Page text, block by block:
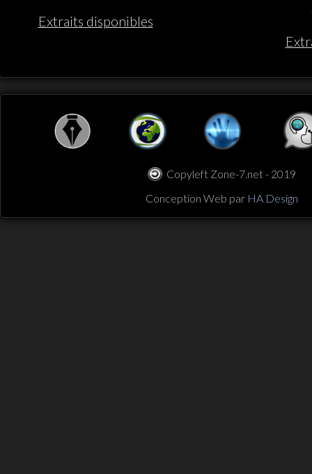
Extraits disponibles
Copyleft Zone-7.net - 2019
Conception Web par HA Design